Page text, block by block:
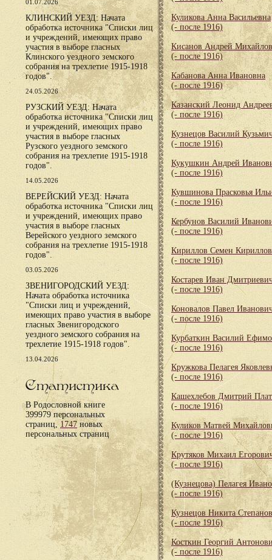
01.07.2026
КЛИНСКИЙ УЕЗД: Начата
обработка источника "Списки лиц
и учреждений, имеющих право
участия в выборе гласных
Клинского уездного земского
собрания на трехлетие 1915-1918
годов".
24.05.2026
РУЗСКИЙ УЕЗД: Начата
обработка источника "Списки лиц
и учреждений, имеющих право
участия в выборе гласных
Рузского уездного земского
собрания на трехлетие 1915-1918
годов".
14.05.2026
ВЕРЕЙСКИЙ УЕЗД: Начата
обработка источника "Списки лиц
и учреждений, имеющих право
участия в выборе гласных
Верейского уездного земского
собрания на трехлетие 1915-1918
годов".
03.05.2026
ЗВЕНИГОРОДСКИЙ УЕЗД:
Начата обработка источника
"Списки лиц и учреждений,
имеющих право участия в выборе
гласных Звенигородского
уездного земского собрания на
трехлетие 1915-1918 годов".
13.04.2026
Статистика
В Родословной книге
399979 персональных
страниц, 1747 новых
персональных страниц
Куликова Анна Васильевна
(- после 1916)
Кисанов Андрей
(- после 1916)
Кабанова Анна Ивановна
(- после 1916)
Казанский Леонид
(- после 1916)
Кузнецов Василий
(- после 1916)
Кукушкин Андрей
(- после 1916)
Кувшинова Прасковья
(- после 1916)
Кербунов Василий
(- после 1916)
Кириллов Семен
(- после 1916)
Костарев Иван
(- после 1916)
Коновалов Павел
(- после 1916)
Курбаткин Василий
(- после 1916)
Кружкова Пелагея
(- после 1916)
Кашехлебов Дмитрий
(- после 1916)
Куликов Матвей
(- после 1916)
Крутяков Михаил
(- после 1916)
(Кузнецова) Пелагея
(- после 1916)
Кузнецов Никита
(- после 1916)
Косткин Георгий
(- после 1916)